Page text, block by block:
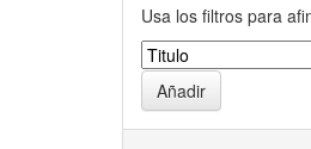
Usa los filtros para